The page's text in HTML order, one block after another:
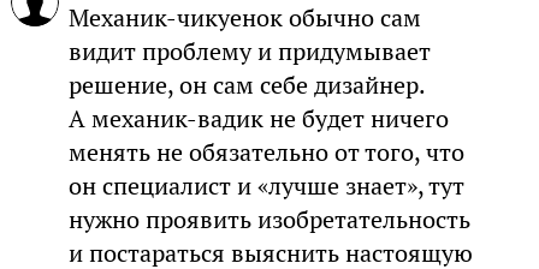
Механик-чикуенок обычно сам
видит проблему и придумывает
решение, он сам себе дизайнер.
А механик-вадик не будет ничего
менять не обязательно от того, что
он специалист и «лучше знает», тут
нужно проявить изобретательность
и постараться выяснить настоящую